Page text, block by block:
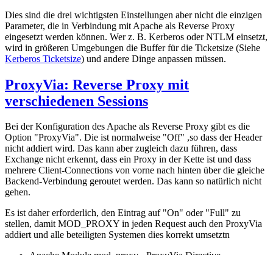
Dies sind die drei wichtigsten Einstellungen aber nicht die einzigen
Parameter, die in Verbindung mit Apache als Reverse Proxy
eingesetzt werden können. Wer z. B. Kerberos oder NTLM einsetzt,
wird in größeren Umgebungen die Buffer für die Ticketsize (Siehe
Kerberos Ticketsize) und andere Dinge anpassen müssen.
ProxyVia: Reverse Proxy mit
verschiedenen Sessions
Bei der Konfiguration des Apache als Reverse Proxy gibt es die
Option "ProxyVia". Die ist normalweise "Off" ,so dass der Header
nicht addiert wird. Das kann aber zugleich dazu führen, dass
Exchange nicht erkennt, dass ein Proxy in der Kette ist und dass
mehrere Client-Connections von vorne nach hinten über die gleiche
Backend-Verbindung geroutet werden. Das kann so natürlich nicht
gehen.
Es ist daher erforderlich, den Eintrag auf "On" oder "Full" zu
stellen, damit MOD_PROXY in jeden Request auch den ProxyVia
addiert und alle beteiligten Systemen dies korrekt umsetztn